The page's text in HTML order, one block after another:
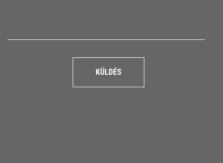
KÜLDÉS